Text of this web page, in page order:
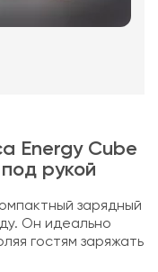
Energy Cube
рукой
зарядный
Он идеально
гостям заряжать